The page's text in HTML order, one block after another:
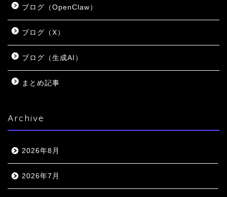
ブログ（OpenClaw）
ブログ（X）
ブログ（生成AI）
まとめ記事
Archive
2026年8月
2026年7月